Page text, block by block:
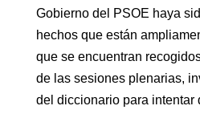
Gobierno del PSOE haya
hechos que están
que se encuentran
de las sesiones plenarias,
del diccionario para intentar